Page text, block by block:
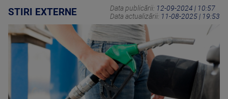
STIRI EXTERNE Data publicării: 12-09-2024 | 10:57
Data actualizării: 11-08-2025 | 19:53